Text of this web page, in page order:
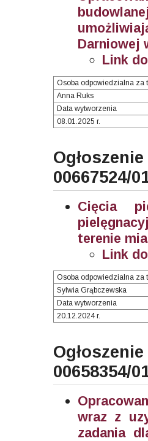
Darniowej
Link
Osoba odpowiedzialna za
Anna Ruks
Data wytworzenia
08.01.2025 r.
00667524/
Cięcia
terenie
Link
Osoba odpowiedzialna za
Sylwia Grąbczewska
Data wytworzenia
20.12.2024 r.
00658354/
wraz z
zadania